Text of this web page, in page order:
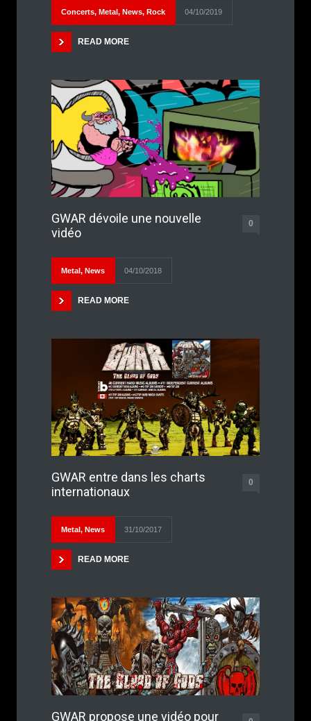
Concerts, Metal , News, Rock 04/10/2019
READ MORE
GWAR dévoile une nouvelle
vidéo
0
Metal, News 04/10/2018
READ MORE
GWAR entre dans les charts
internationaux
0
Metal, News 31/10/2017
READ MORE
GWAR propose une vidéo pour